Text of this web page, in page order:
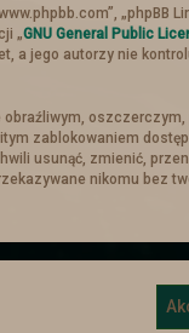
Ogłoszenia.
z
pionie też sie da
planowana jest
opocja po
miasta oraz
dotematu
„GNU General Public
a jego autorzy nie
zablokowaniem
usunąć, zmienić,
nikomu bez